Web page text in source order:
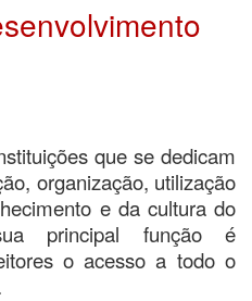
que se dedicam
organização, utilização
e da cultura do
principal função é
o acesso a todo o